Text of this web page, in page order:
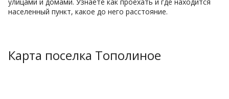
населенный пункт, какое до него расстояние.
Карта поселка Тополиное